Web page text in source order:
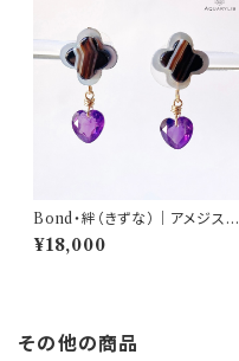
Bond・絆（きずな）｜アメジスト
ハートシェイプピアス（サージカ
ルステンレス）｜AQUARYLIS
¥18,000
その他の商品